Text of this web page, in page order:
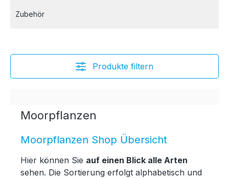
Zubehör
Produkte filtern
Moorpflanzen
Moorpflanzen Shop Übersicht
Hier können Sie auf einen Blick alle Arten
sehen. Die Sortierung erfolgt alphabetisch und